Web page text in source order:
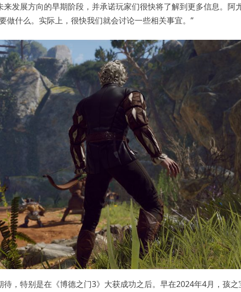
发展方向的早期阶段，并承诺玩家们很快将了解到更多信息。阿
做什么。实际上，很快我们就会讨论一些相关事宜。”
，特别是在《博德之门3》大获成功之后。早在2024年4月，孩之